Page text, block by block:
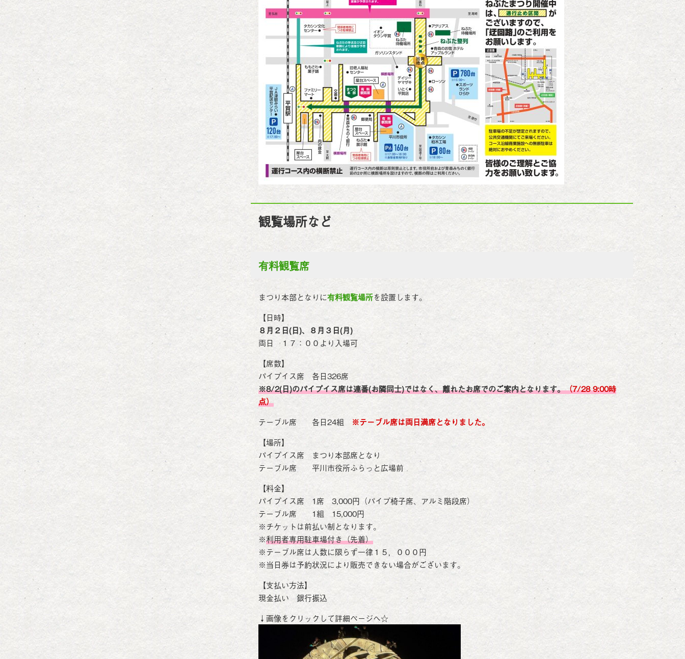
観覧場所など
有料観覧席
まつり本部となりに有料観覧場所を設置します。
【日時】
８ 月２日(日)、８月３日(月)
両日 １７：００より入場可
【席数】
パイプイス席 各日326席
※8/2(日)のパイプイス席は連番(お隣同士)ではなく、離れたお席でのご案内となります。（7/28 9:00時
点）
テーブル席 各日24組 ※テーブル席は両日満席となりました。
【場所】
パイプイス席 まつり本部席となり
テーブル席 平川市役所ふらっと広場前
【料金】
パイプイス席 1席 3,000円（パイプ椅子席、アルミ階段席）
テーブル席 1組 15,000円
※チケットは前払い制となります。
※利用者専用駐車場付き（先着）
※テーブル席は人数に限らず一律１５，０００円
※当日券は予約状況により販売できない場合がございます。
【支払い方法】
現金払い 銀行振込
↓画像をクリックして詳細ページへ☆